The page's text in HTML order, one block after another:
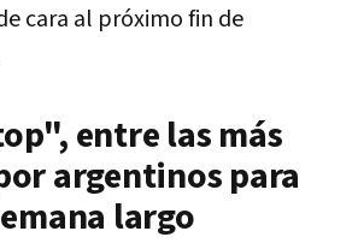
cara al próximo fin de
entre las más
argentinos para
largo